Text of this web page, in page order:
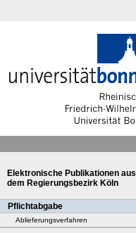
Elektronische Publikationen aus
dem Regierungsbezirk Köln
Pflichtabgabe
Ablieferungsverfahren